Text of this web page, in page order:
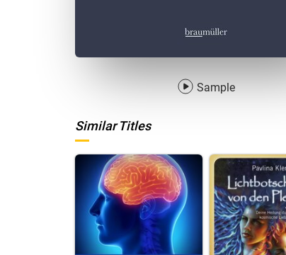
Sample
Similar Titles